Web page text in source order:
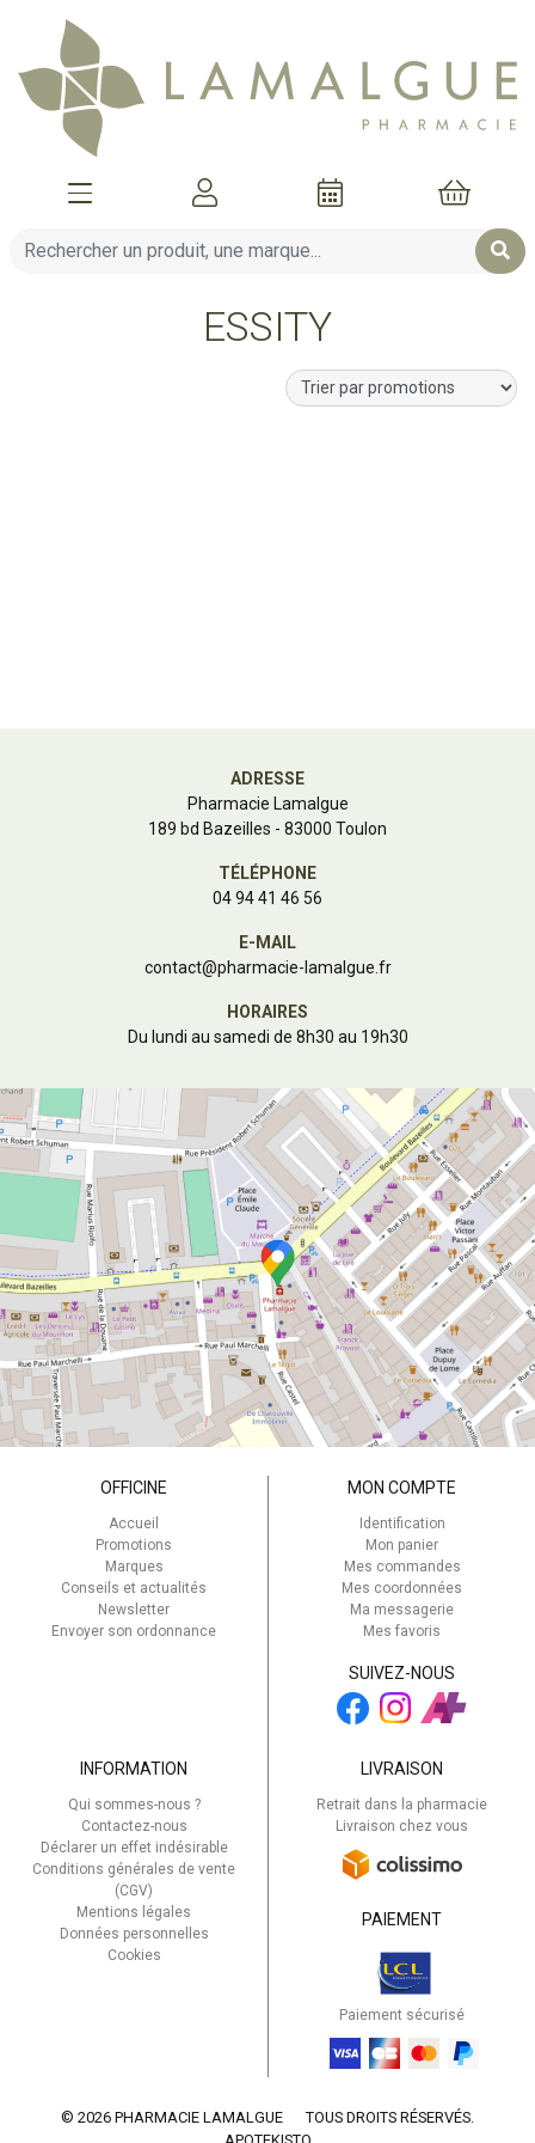
Afficher la navigation
Mon
ESSITY
ADRESSE
Pharmacie Lamalgue
189 bd Bazeilles - 83000 Toulon
TÉLÉPHONE
04 94 41 46 56
E-MAIL
contact@pharmacie-lamalgue.fr
HORAIRES
Du lundi au samedi de 8h30 au 19h30
OFFICINE
Accueil
Promotions
Marques
Conseils et actualités
Newsletter
Envoyer son ordonnance
MON COMPTE
Identification
Mon panier
Mes commandes
Mes coordonnées
Ma messagerie
Mes favoris
SUIVEZ-NOUS
INFORMATION
Qui sommes-nous ?
Contactez-nous
Déclarer un effet indésirable
Conditions générales de vente
(CGV)
Mentions légales
Données personnelles
Cookies
LIVRAISON
Retrait dans la pharmacie
Livraison chez vous
PAIEMENT
Paiement sécurisé
© 2026 PHARMACIE LAMALGUE
TOUS DROITS RÉSERVÉS.